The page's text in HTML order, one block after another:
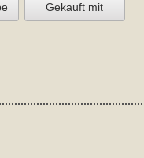
Gekauft mit